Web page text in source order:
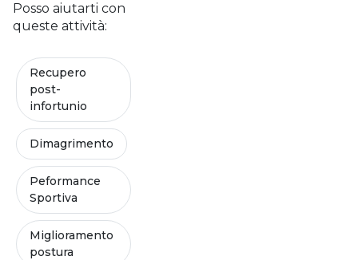
Posso aiutarti con
queste attività:
Recupero
post-
infortunio
Dimagrimento
Peformance
Sportiva
Miglioramento
postura